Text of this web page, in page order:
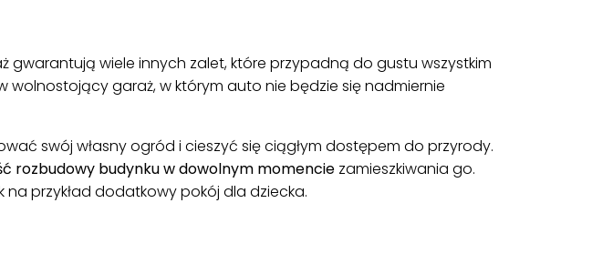
wiele innych zalet, które przypadną do gustu wszystkim
wolnostojący garaż, w którym auto nie będzie się nadmiernie
swój własny ogród i cieszyć się ciągłym dostępem do przyrody.
rozbudowy budynku w dowolnym momencie zamieszkiwania go.
przykład dodatkowy pokój dla dziecka.